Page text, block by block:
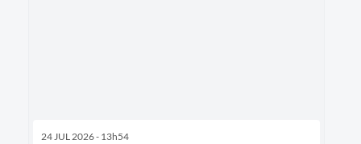
24 JUL 2026 - 13h54